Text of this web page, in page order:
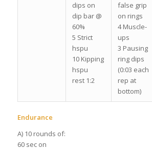
dips on
dip bar @
60%
5 Strict
hspu
10 Kipping
hspu
rest 1:2
false grip
on rings
4 Muscle-
ups
3 Pausing
ring dips
(0:03 each
rep at
bottom)
Endurance
A) 10 rounds of:
60 sec on